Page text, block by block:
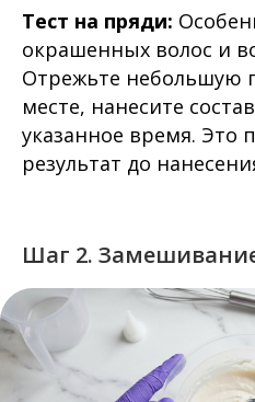
Тест на пряди:
окрашенных волос и
Отрежьте небольшую
месте, нанесите
указанное время. Это
результат до
Шаг 2.